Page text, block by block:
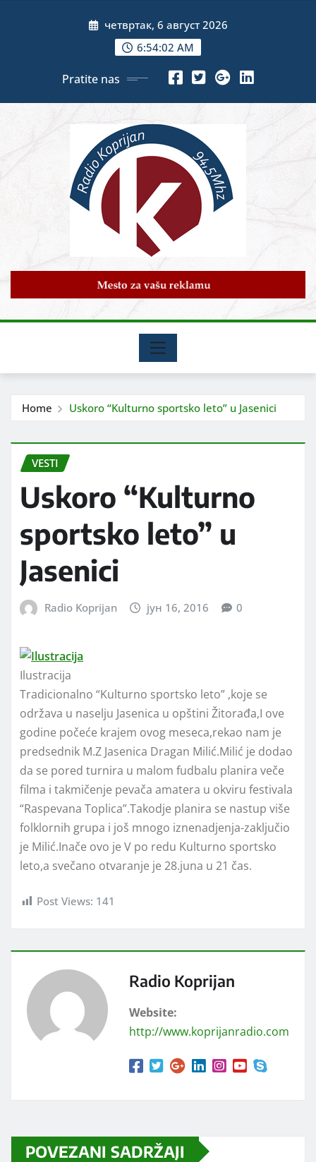
четвртак, 6 август 2026
6:54:04 AM
Pratite nas
Home Uskoro “Kulturno sportsko leto” u Jasenici
VESTI
Uskoro “Kulturno
sportsko leto” u
Jasenici
Radio Koprijan јун 16, 2016 0
Ilustracija
Tradicionalno “Kulturno sportsko leto” ,koje se
održava u naselju Jasenica u opštini Žitorađa,I ove
godine počeće krajem ovog meseca,rekao nam je
predsednik M.Z Jasenica Dragan Milić.Milić je dodao
da se pored turnira u malom fudbalu planira veče
filma i takmičenje pevača amatera u okviru festivala
“Raspevana Toplica”.Takodje planira se nastup više
folklornih grupa i još mnogo iznenadjenja-zaključio
je Milić.Inače ovo je V po redu Kulturno sportsko
leto,a svečano otvaranje je 28.juna u 21 čas.
Post Views: 141
Radio Koprijan
Website:
http://www.koprijanradio.com
POVEZANI SADRŽAJI